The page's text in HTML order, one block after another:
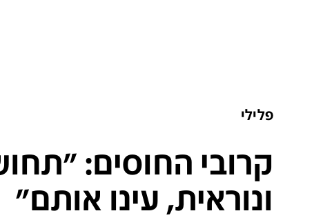
פלילי
קרובי החוסים:
ונוראית, עינו אותם"